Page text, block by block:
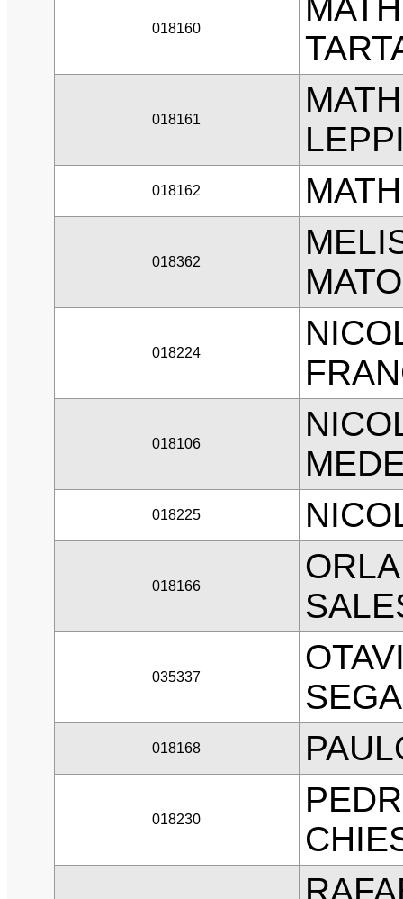
018160
018161
018162
018362
018224
018106
018225
018166
035337
018168
018230